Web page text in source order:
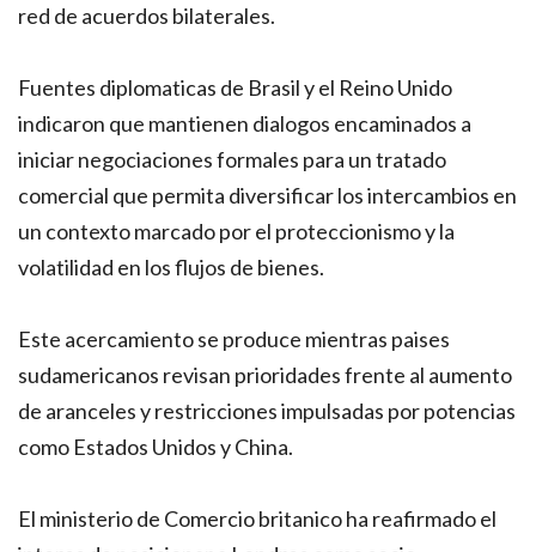
red de acuerdos bilaterales.
Fuentes diplomaticas de Brasil y el Reino Unido
indicaron que mantienen dialogos encaminados a
iniciar negociaciones formales para un tratado
comercial que permita diversificar los intercambios en
un contexto marcado por el proteccionismo y la
volatilidad en los flujos de bienes.
Este acercamiento se produce mientras paises
sudamericanos revisan prioridades frente al aumento
de aranceles y restricciones impulsadas por potencias
como Estados Unidos y China.
El ministerio de Comercio britanico ha reafirmado el